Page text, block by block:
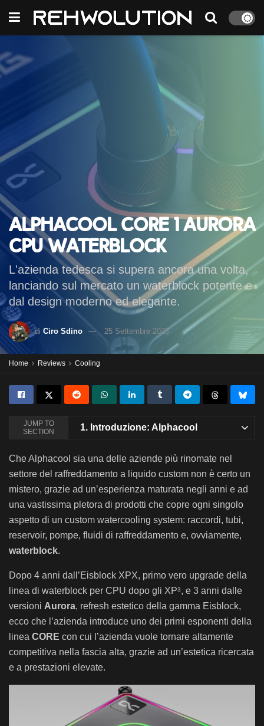
Alphacool CORE 1 Aurora
CPU Waterblock
L'azienda tedesca si supera ancora una volta,
lanciando sul mercato un waterblock potente e
dal design moderno ed elegante.
di Ciro Sdino 25 Settembre 2023
Home Reviews Cooling
JUMP TO
SECTION
1. Introduzione: Alphacool
Che Alphacool sia una delle aziende più rinomate nel
settore del raffreddamento a liquido custom non è certo un
mistero, grazie ad un’esperienza maturata negli anni e ad
una vastissima pletora di prodotti che copre ogni singolo
aspetto di un custom watercooling system: raccordi, tubi,
reservoir, pompe, fluidi di raffreddamento e, ovviamente,
waterblock.
Dopo 4 anni dall’Eisblock XPX, primo vero upgrade della
linea di waterblock per CPU dopo gli XP3, e 3 anni dalle
versioni Aurora, refresh estetico della gamma Eisblock,
ecco che l’azienda introduce uno dei primi esponenti della
linea CORE con cui l’azienda vuole tornare altamente
competitiva nella fascia alta, grazie ad un’estetica ricercata
e a prestazioni elevate.